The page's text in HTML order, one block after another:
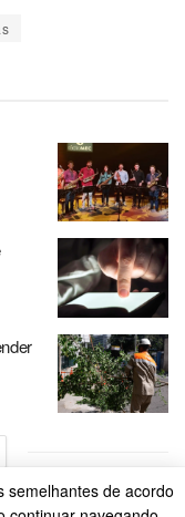
semelhantes de acordo